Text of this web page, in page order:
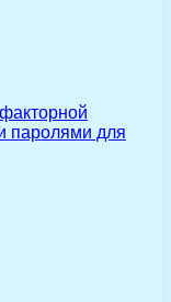
паролями для